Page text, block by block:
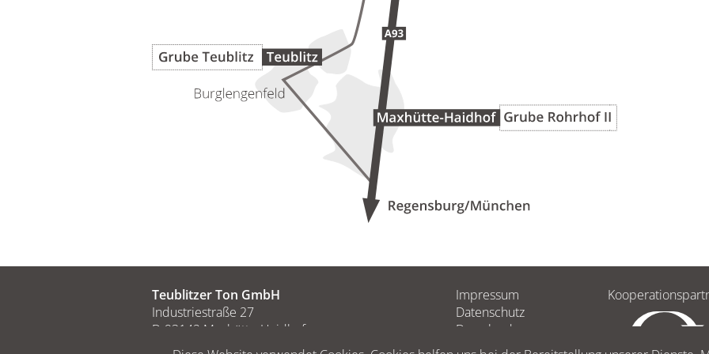
Teublitzer Ton GmbH
Industriestraße 27
D-93142 Maxhütte-Haidhof
Tel.+49 9471 3026-0
Impressum
Datenschutz
Downloads